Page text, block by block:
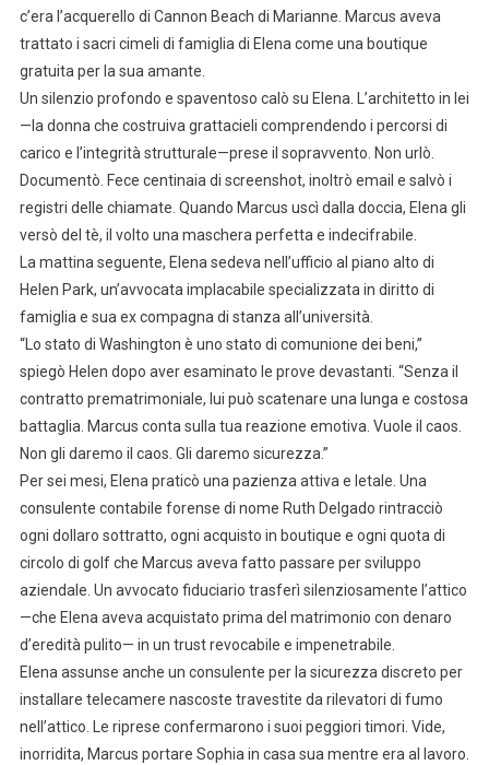
c’era l’acquerello di Cannon Beach di Marianne. Marcus aveva
trattato i sacri cimeli di famiglia di Elena come una boutique
gratuita per la sua amante.
Un silenzio profondo e spaventoso calò su Elena. L’architetto in lei
—la donna che costruiva grattacieli comprendendo i percorsi di
carico e l’integrità strutturale—prese il sopravvento. Non urlò.
Documentò. Fece centinaia di screenshot, inoltrò email e salvò i
registri delle chiamate. Quando Marcus uscì dalla doccia, Elena gli
versò del tè, il volto una maschera perfetta e indecifrabile.
La mattina seguente, Elena sedeva nell’ufficio al piano alto di
Helen Park, un’avvocata implacabile specializzata in diritto di
famiglia e sua ex compagna di stanza all’università.
“Lo stato di Washington è uno stato di comunione dei beni,”
spiegò Helen dopo aver esaminato le prove devastanti. “Senza il
contratto prematrimoniale, lui può scatenare una lunga e costosa
battaglia. Marcus conta sulla tua reazione emotiva. Vuole il caos.
Non gli daremo il caos. Gli daremo sicurezza.”
Per sei mesi, Elena praticò una pazienza attiva e letale. Una
consulente contabile forense di nome Ruth Delgado rintracciò
ogni dollaro sottratto, ogni acquisto in boutique e ogni quota di
circolo di golf che Marcus aveva fatto passare per sviluppo
aziendale. Un avvocato fiduciario trasferì silenziosamente l’attico
—che Elena aveva acquistato prima del matrimonio con denaro
d’eredità pulito— in un trust revocabile e impenetrabile.
Elena assunse anche un consulente per la sicurezza discreto per
installare telecamere nascoste travestite da rilevatori di fumo
nell’attico. Le riprese confermarono i suoi peggiori timori. Vide,
inorridita, Marcus portare Sophia in casa sua mentre era al lavoro.